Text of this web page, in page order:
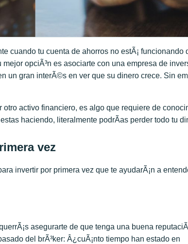
cuando tu cuenta de ahorros no estÃ¡ funcionando
opciÃ³n es asociarte con una empresa de
un gran interÃ©s en ver que su dinero crece. Sin
otro activo financiero, es algo que requiere de
haciendo, literalmente podrÃ­as perder todo tu
vez
invertir por primera vez que te ayudarÃ¡n a
asegurarte de que tenga una buena
del brÃ³ker: Â¿cuÃ¡nto tiempo han estado en